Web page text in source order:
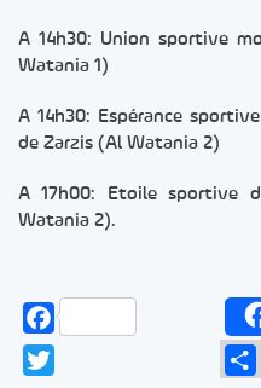
A 14h30: Union sportive
Watania 1)
A 14h30: Espérance
de Zarzis (Al Watania 2)
A 17h00: Etoile sportive
Watania 2).
Facebook